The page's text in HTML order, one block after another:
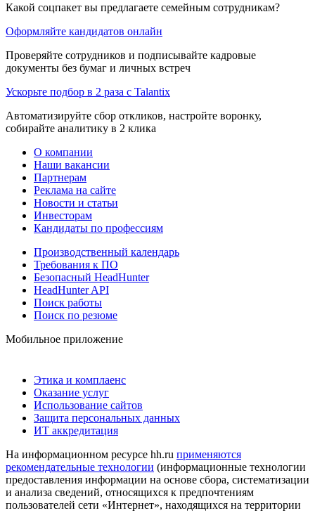
Какой соцпакет вы предлагаете семейным сотрудникам?
Оформляйте кандидатов онлайн
Проверяйте сотрудников и подписывайте кадровые
документы без бумаг и личных встреч
Ускорьте подбор в 2 раза с Talantix
Автоматизируйте сбор откликов, настройте воронку,
собирайте аналитику в 2 клика
О компании
Наши вакансии
Партнерам
Реклама на сайте
Новости и статьи
Инвесторам
Кандидаты по профессиям
Производственный календарь
Требования к ПО
Безопасный HeadHunter
HeadHunter API
Поиск работы
Поиск по резюме
Мобильное приложение
Этика и комплаенс
Оказание услуг
Использование сайтов
Защита персональных данных
ИТ аккредитация
На информационном ресурсе hh.ru применяются
рекомендательные технологии (информационные технологии
предоставления информации на основе сбора, систематизации
и анализа сведений, относящихся к предпочтениям
пользователей сети «Интернет», находящихся на территории